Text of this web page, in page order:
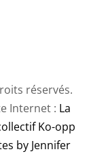
réservés.
Internet : La
Ko-opp
by Jennifer